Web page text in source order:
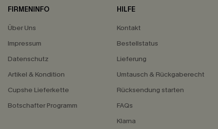
FIRMENINFO
Über Uns
Impressum
Datenschutz
Artikel & Kondition
Cupshe Lieferkette
Botschafter Programm
HILFE
Kontakt
Bestellstatus
Lieferung
Umtausch & Rückgaberecht
Rücksendung starten
FAQs
Klarna